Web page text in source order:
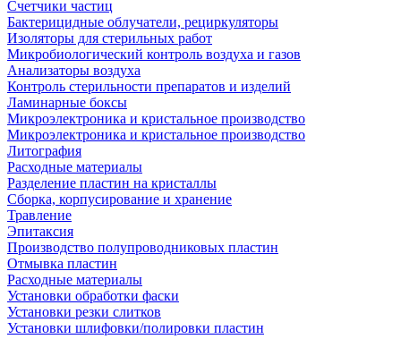
Счетчики частиц
Бактерицидные облучатели, рециркуляторы
Изоляторы для стерильных работ
Микробиологический контроль воздуха и газов
Анализаторы воздуха
Контроль стерильности препаратов и изделий
Ламинарные боксы
Микроэлектроника и кристальное производство
Микроэлектроника и кристальное производство
Литография
Расходные материалы
Разделение пластин на кристаллы
Сборка, корпусирование и хранение
Травление
Эпитаксия
Производство полупроводниковых пластин
Отмывка пластин
Расходные материалы
Установки обработки фаски
Установки резки слитков
Установки шлифовки/полировки пластин